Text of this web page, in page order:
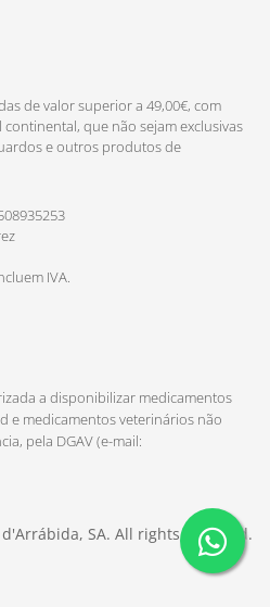
de valor superior a 49,00€, com
que não sejam exclusivas
e outros produtos de
IVA.
a disponibilizar medicamentos
e medicamentos veterinários não
pela DGAV (e-mail:
SA. All rights reserved.